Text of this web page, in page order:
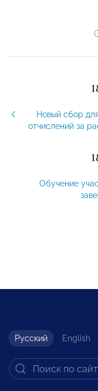
Новый сбор
отчислений за
Обучение
Русский English